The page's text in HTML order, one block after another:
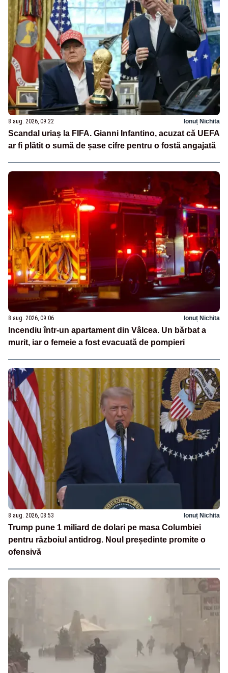
8 aug. 2026, 09:22 Ionuț Nichita
Scandal uriaș la FIFA. Gianni Infantino, acuzat că UEFA
ar fi plătit o sumă de șase cifre pentru o fostă angajată
8 aug. 2026, 09:06 Ionuț Nichita
Incendiu într-un apartament din Vâlcea. Un bărbat a
murit, iar o femeie a fost evacuată de pompieri
8 aug. 2026, 08:53 Ionuț Nichita
Trump pune 1 miliard de dolari pe masa Columbiei
pentru războiul antidrog. Noul președinte promite o
ofensivă